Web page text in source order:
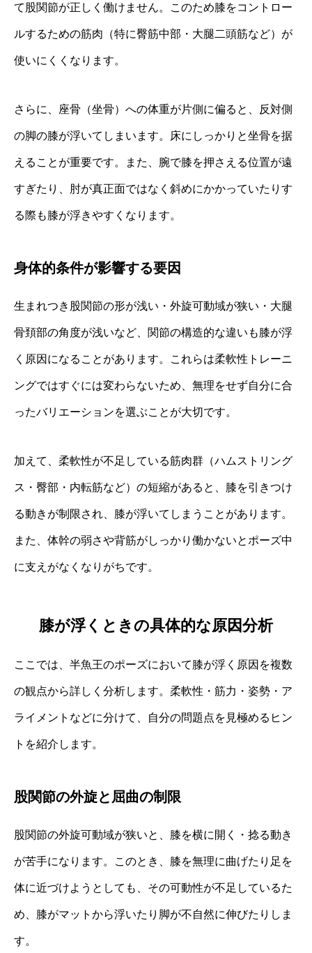
て股関節が正しく働けません。このため膝をコントロー
ルするための筋肉（特に臀筋中部・大腿二頭筋など）が
使いにくくなります。
さらに、座骨（坐骨）への体重が片側に偏ると、反対側
の脚の膝が浮いてしまいます。床にしっかりと坐骨を据
えることが重要です。また、腕で膝を押さえる位置が遠
すぎたり、肘が真正面ではなく斜めにかかっていたりす
る際も膝が浮きやすくなります。
身体的条件が影響する要因
生まれつき股関節の形が浅い・外旋可動域が狭い・大腿
骨頚部の角度が浅いなど、関節の構造的な違いも膝が浮
く原因になることがあります。これらは柔軟性トレーニ
ングではすぐには変わらないため、無理をせず自分に合
ったバリエーションを選ぶことが大切です。
加えて、柔軟性が不足している筋肉群（ハムストリング
ス・臀部・内転筋など）の短縮があると、膝を引きつけ
る動きが制限され、膝が浮いてしまうことがあります。
また、体幹の弱さや背筋がしっかり働かないとポーズ中
に支えがなくなりがちです。
膝が浮くときの具体的な原因分析
ここでは、半魚王のポーズにおいて膝が浮く原因を複数
の観点から詳しく分析します。柔軟性・筋力・姿勢・ア
ライメントなどに分けて、自分の問題点を見極めるヒン
トを紹介します。
股関節の外旋と屈曲の制限
股関節の外旋可動域が狭いと、膝を横に開く・捻る動き
が苦手になります。このとき、膝を無理に曲げたり足を
体に近づけようとしても、その可動性が不足しているた
め、膝がマットから浮いたり脚が不自然に伸びたりしま
す。